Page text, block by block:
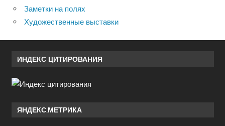
Заметки на полях
Художественные выставки
ИНДЕКС ЦИТИРОВАНИЯ
ЯНДЕКС.МЕТРИКА